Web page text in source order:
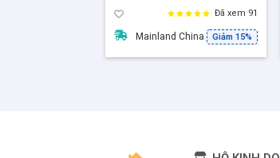
Đã xem 91
Mainland China Giảm 15%